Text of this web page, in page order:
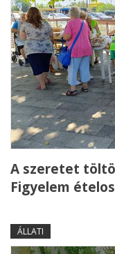
A szeretet
Figyelem
ÁLLATI